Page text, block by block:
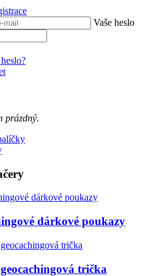
Vaše heslo
prázdný.
dárkové poukazy
trička